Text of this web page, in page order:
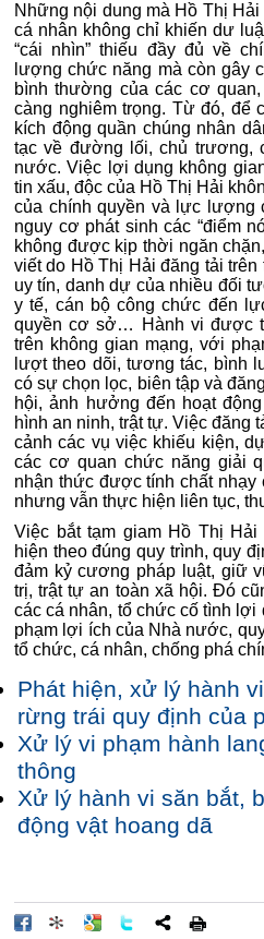
Những nội dung mà Hồ Thị
cá nhân không chỉ khiến dư
“cái nhìn” thiếu đầy đủ về
lượng chức năng mà còn gây
bình thường của các cơ
càng nghiêm trọng. Từ đó, để
kích động quần chúng nhân
tạc về đường lối, chủ trương,
nước. Việc lợi dụng không
tin xấu, độc của Hồ Thị Hải
của chính quyền và lực lượng
nguy cơ phát sinh các “điểm
không được kịp thời ngăn
viết do Hồ Thị Hải đăng tải
uy tín, danh dự của nhiều đối
y tế, cán bộ công chức đến
quyền cơ sở… Hành vi được
trên không gian mạng, với
lượt theo dõi, tương tác, bình
có sự chọn lọc, biên tập và
hội, ảnh hưởng đến hoạt
hình an ninh, trật tự. Việc đăng
cảnh các vụ việc khiếu kiện,
các cơ quan chức năng giải
nhận thức được tính chất nhạy
nhưng vẫn thực hiện liên tục,
Việc bắt tạm giam Hồ Thị
hiện theo đúng quy trình, quy
đảm kỷ cương pháp luật, giữ
trị, trật tự an toàn xã hội. Đó
các cá nhân, tổ chức cố tình lợi
phạm lợi ích của Nhà nước,
tổ chức, cá nhân, chống phá
Phát hiện, xử lý hành
rừng trái quy định của
Xử lý vi phạm hành
thông
Xử lý hành vi săn bắt,
động vật hoang dã